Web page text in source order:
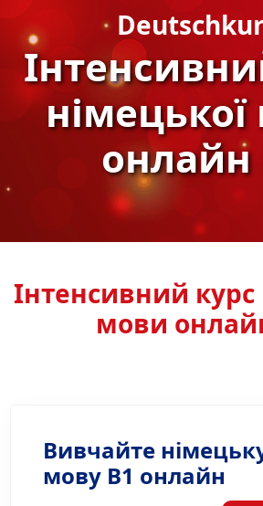
онлайн
Інтенсивний курс
мови
Вивчайте
мову B1 онлайн